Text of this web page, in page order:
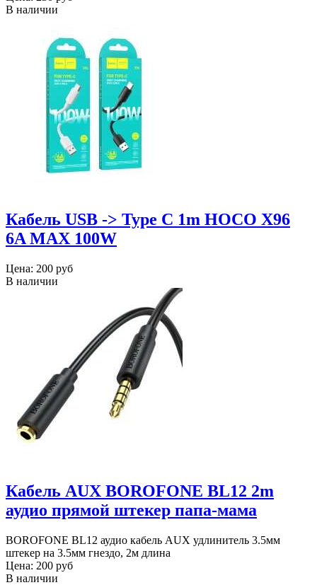
В наличии
Кабель USB -> Type C 1m HOCO X96
6A MAX 100W
Цена: 200 руб
В наличии
Кабель AUX BOROFONE BL12 2m
аудио прямой штекер папа-мама
BOROFONE BL12 аудио кабель AUX удлинитель 3.5мм
штекер на 3.5мм гнездо, 2м длина
Цена: 200 руб
В наличии